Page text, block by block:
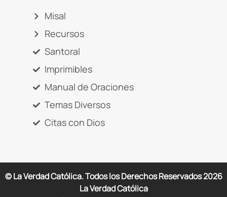
Misal
Recursos
Santoral
Imprimibles
Manual de Oraciones
Temas Diversos
Citas con Dios
© La Verdad Católica. Todos los Derechos Reservados2026
La Verdad Católica